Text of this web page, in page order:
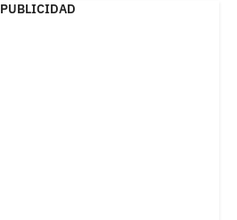
PUBLICIDAD